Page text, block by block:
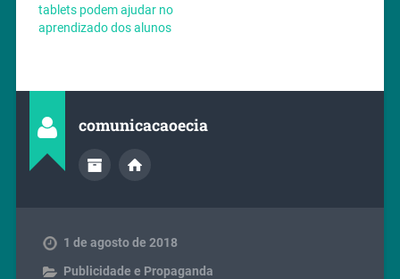
tablets podem ajudar no
aprendizado dos alunos
comunicacaoecia
1 de agosto de 2018
Publicidade e Propaganda